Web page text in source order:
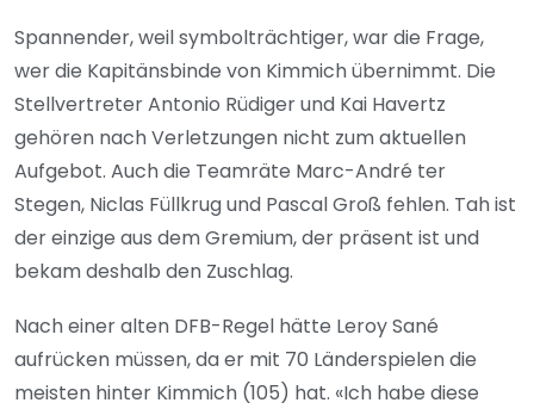
Spannender, weil symbolträchtiger, war die Frage,
wer die Kapitänsbinde von Kimmich übernimmt. Die
Stellvertreter Antonio Rüdiger und Kai Havertz
gehören nach Verletzungen nicht zum aktuellen
Aufgebot. Auch die Teamräte Marc-André ter
Stegen, Niclas Füllkrug und Pascal Groß fehlen. Tah ist
der einzige aus dem Gremium, der präsent ist und
bekam deshalb den Zuschlag.
Nach einer alten DFB-Regel hätte Leroy Sané
aufrücken müssen, da er mit 70 Länderspielen die
meisten hinter Kimmich (105) hat. «Ich habe diese